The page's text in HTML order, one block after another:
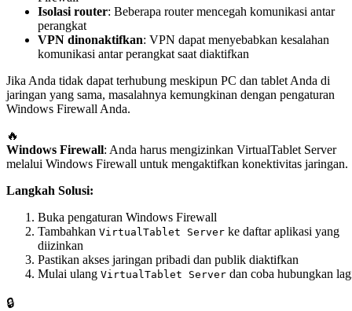
Isolasi router: Beberapa router mencegah komunikasi antar
perangkat
VPN dinonaktifkan: VPN dapat menyebabkan kesalahan
komunikasi antar perangkat saat diaktifkan
Jika Anda tidak dapat terhubung meskipun PC dan tablet Anda di
jaringan yang sama, masalahnya kemungkinan dengan pengaturan
Windows Firewall Anda.
🔥
Windows Firewall: Anda harus mengizinkan VirtualTablet Server
melalui Windows Firewall untuk mengaktifkan konektivitas jaringan.
Langkah Solusi:
Buka pengaturan Windows Firewall
Tambahkan VirtualTablet Server ke daftar aplikasi yang
diizinkan
Pastikan akses jaringan pribadi dan publik diaktifkan
Mulai ulang VirtualTablet Server dan coba hubungkan
🔒